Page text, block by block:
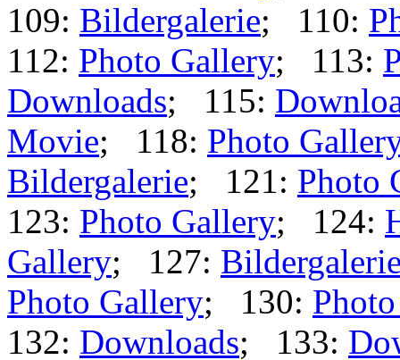
109: Bildergalerie; 110:
112: Photo Gallery; 113:
Downloads; 115:
Movie; 118: Photo
Bildergalerie; 121: Photo
123: Photo Gallery; 124:
Gallery; 127:
Photo Gallery; 130:
132: Downloads; 133: